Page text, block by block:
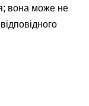
вона може не